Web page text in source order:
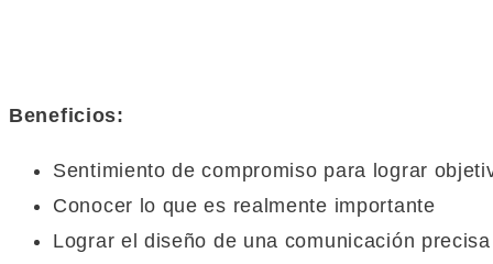
Beneficios:
Sentimiento de compromiso para lograr
Conocer lo que es realmente importante
Lograr el diseño de una comunicación precisa